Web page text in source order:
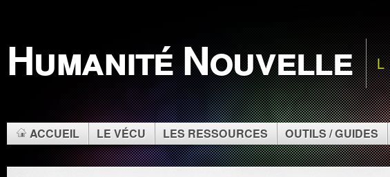
Humanité Nouvelle
ACCUEIL LE VÉCU LES RESSOURCES OUTILS / GUIDES